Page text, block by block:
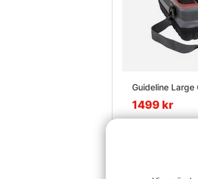
Guideline Large
1499 kr